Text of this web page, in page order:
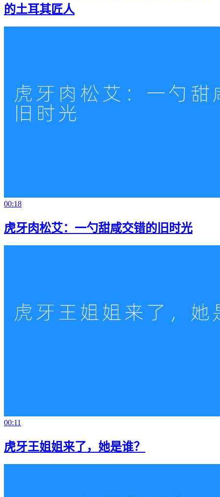
的土耳其匠人
00:18
虎牙肉松艾：一勺甜咸交错的旧时光
00:11
虎牙王姐姐来了，她是谁？